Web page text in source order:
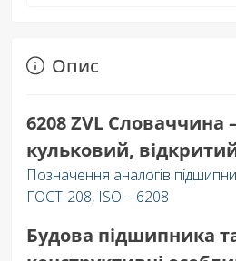
Опис
6208 ZVL Словаччина
кульковий,
Позначення аналогів
ГОСТ-208, ISO – 6208
Будова підшипника